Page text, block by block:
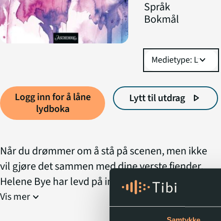
Språk
Bokmål
expand_more
Logg inn for å låne
lydboka
Lytt til utdrag play_arrow
Når du drømmer om å stå på scenen, men ikke
vil gjøre det sammen med dine verste fiender.
Helene Bye har levd på internett siden før hun
ble født. Hele Norge kjenner vesle, søte
Hellybaby. Tror de. Nå er Helene tretten år og
Vis mer expand_more